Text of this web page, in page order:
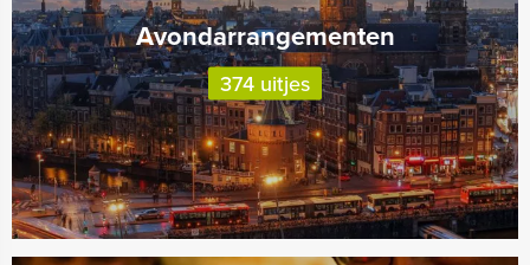
Avondarrangementen
374 uitjes